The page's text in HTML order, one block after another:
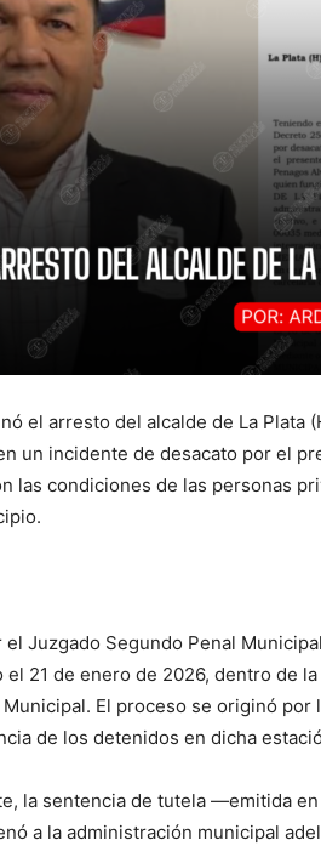
el arresto del alcalde de La Plata
un incidente de desacato por el
las condiciones de las personas
Juzgado Segundo Penal
el 21 de enero de 2026, dentro de
El proceso se originó por
de los detenidos en dicha
la sentencia de tutela —emitida
a la administración municipal